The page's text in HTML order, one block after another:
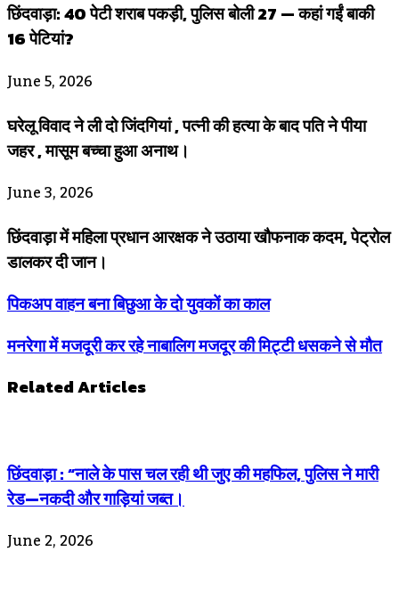
छिंदवाड़ा: 40 पेटी शराब पकड़ी, पुलिस बोली 27 — कहां गईं बाकी
16 पेटियां?
June 5, 2026
घरेलू विवाद ने ली दो जिंदगियां , पत्नी की हत्या के बाद पति ने पीया
जहर , मासूम बच्चा हुआ अनाथ।
June 3, 2026
छिंदवाड़ा में महिला प्रधान आरक्षक ने उठाया खौफनाक कदम, पेट्रोल
डालकर दी जान।
पिकअप वाहन बना बिछुआ के दो युवकों का काल
मनरेगा में मजदूरी कर रहे नाबालिग मजदूर की मिट्टी धसकने से मौत
Related Articles
छिंदवाड़ा : “नाले के पास चल रही थी जुए की महफिल, पुलिस ने मारी
रेड—नकदी और गाड़ियां जब्त।
June 2, 2026